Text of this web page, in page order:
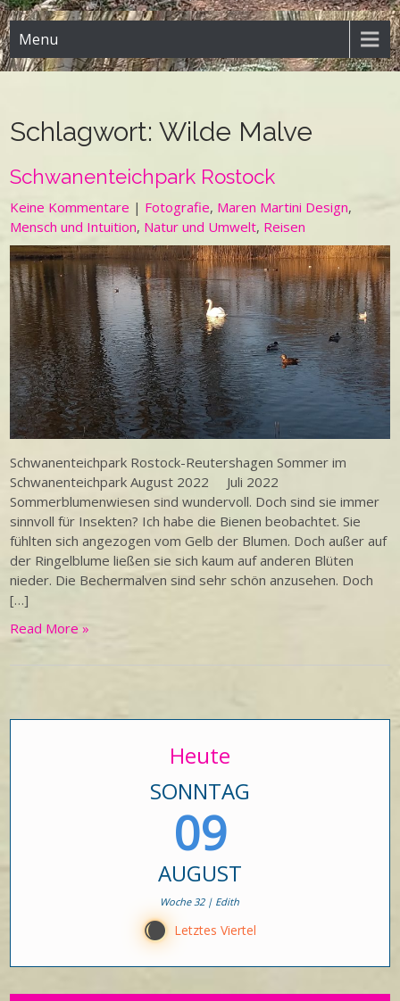
Menu
Schlagwort:Wilde Malve
Schwanenteichpark Rostock
Keine Kommentare | Fotografie, Maren Martini Design,
Mensch und Intuition, Natur und Umwelt, Reisen
Schwanenteichpark Rostock-Reutershagen Sommer im
Schwanenteichpark August 2022 Juli 2022
Sommerblumenwiesen sind wundervoll. Doch sind sie immer
sinnvoll für Insekten? Ich habe die Bienen beobachtet. Sie
fühlten sich angezogen vom Gelb der Blumen. Doch außer auf
der Ringelblume ließen sie sich kaum auf anderen Blüten
nieder. Die Bechermalven sind sehr schön anzusehen. Doch
[…]
Read More »
Heute
SONNTAG
09
AUGUST
Woche 32 | Edith
X Letztes Viertel